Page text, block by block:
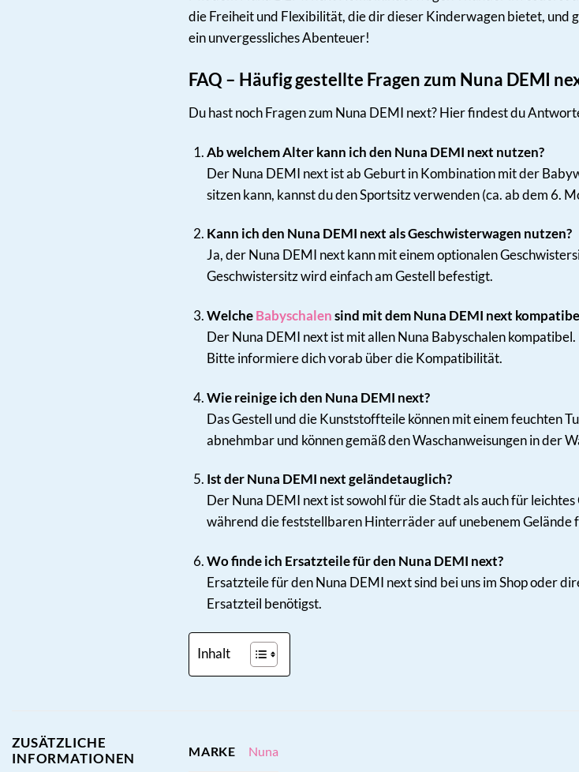
die Freiheit und Flexibilität, die dir dieser Kinderwagen bietet, und
ein unvergessliches Abenteuer!
FAQ – Häufig gestellte Fragen zum Nuna DEMI
Du hast noch Fragen zum Nuna DEMI next? Hier findest du
Ab welchem Alter kann ich den Nuna DEMI next nutzen?
Der Nuna DEMI next ist ab Geburt in Kombination mit der
sitzen kann, kannst du den Sportsitz verwenden (ca. ab dem 6.
Kann ich den Nuna DEMI next als Geschwisterwagen nutzen?
Ja, der Nuna DEMI next kann mit einem optionalen
Geschwistersitz wird einfach am Gestell befestigt.
WelcheBabyschalensind mit dem Nuna DEMI next
Der Nuna DEMI next ist mit allen Nuna Babyschalen
Bitte informiere dich vorab über die Kompatibilität.
Wie reinige ich den Nuna DEMI next?
Das Gestell und die Kunststoffteile können mit einem feuchten
abnehmbar und können gemäß den Waschanweisungen in der
Ist der Nuna DEMI next geländetauglich?
Der Nuna DEMI next ist sowohl für die Stadt als auch für
während die feststellbaren Hinterräder auf unebenem Gelände
Wo finde ich Ersatzteile für den Nuna DEMI next?
Ersatzteile für den Nuna DEMI next sind bei uns im Shop oder
Ersatzteil benötigst.
Inhalt
ZUSÄTZLICHE
INFORMATIONEN
MARKE Nuna